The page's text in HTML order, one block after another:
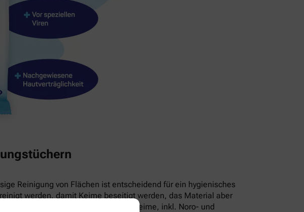
Reinigung von Flächen ist entscheidend für ein hygienisches
werden, damit Keime beseitigt werden, das Material aber
entwickelt – gegen 99,99% aller Keime, inkl. Noro- und